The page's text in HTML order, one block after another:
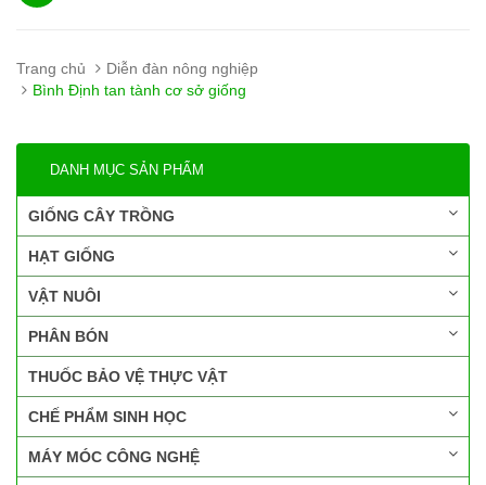
Trang chủ
Diễn đàn nông nghiệp
Bình Định tan tành cơ sở giống
DANH MỤC SẢN PHẨM
GIỐNG CÂY TRỒNG
HẠT GIỐNG
VẬT NUÔI
PHÂN BÓN
THUỐC BẢO VỆ THỰC VẬT
CHẾ PHẨM SINH HỌC
MÁY MÓC CÔNG NGHỆ